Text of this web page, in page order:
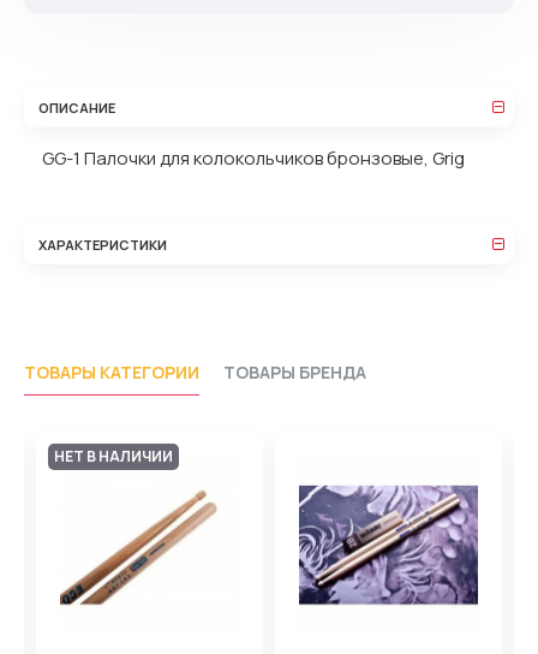
ОПИСАНИЕ
GG-1 Палочки для колокольчиков бронзовые, Grig
ХАРАКТЕРИСТИКИ
ТОВАРЫ КАТЕГОРИИ ТОВАРЫ БРЕНДА
НЕТ В НАЛИЧИИ